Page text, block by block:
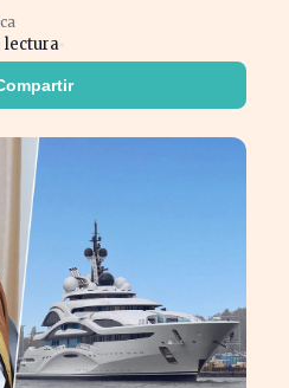
lectura